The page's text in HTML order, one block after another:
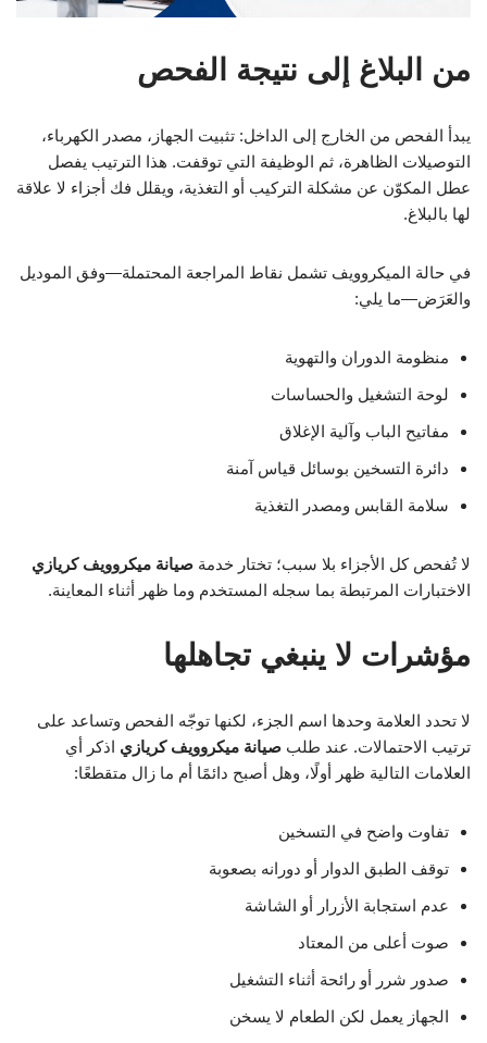
من البلاغ إلى نتيجة الفحص
يبدأ الفحص من الخارج إلى الداخل: تثبيت الجهاز، مصدر الكهرباء،
التوصيلات الظاهرة، ثم الوظيفة التي توقفت. هذا الترتيب يفصل
عطل المكوّن عن مشكلة التركيب أو التغذية، ويقلل فك أجزاء لا علاقة
لها بالبلاغ.
في حالة الميكروويف تشمل نقاط المراجعة المحتملة—وفق الموديل
والعَرَض—ما يلي:
منظومة الدوران والتهوية
لوحة التشغيل والحساسات
مفاتيح الباب وآلية الإغلاق
دائرة التسخين بوسائل قياس آمنة
سلامة القابس ومصدر التغذية
لا تُفحص كل الأجزاء بلا سبب؛ تختار خدمة صيانة ميكروويف كريازي
الاختبارات المرتبطة بما سجله المستخدم وما ظهر أثناء المعاينة.
مؤشرات لا ينبغي تجاهلها
لا تحدد العلامة وحدها اسم الجزء، لكنها توجّه الفحص وتساعد على
ترتيب الاحتمالات. عند طلب صيانة ميكروويف كريازي اذكر أي
العلامات التالية ظهر أولًا، وهل أصبح دائمًا أم ما زال متقطعًا:
تفاوت واضح في التسخين
توقف الطبق الدوار أو دورانه بصعوبة
عدم استجابة الأزرار أو الشاشة
صوت أعلى من المعتاد
صدور شرر أو رائحة أثناء التشغيل
الجهاز يعمل لكن الطعام لا يسخن